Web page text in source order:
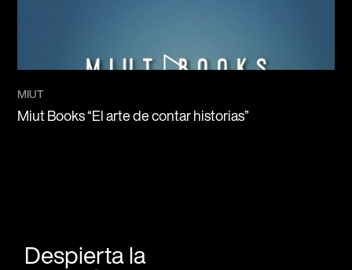
MIUT
Miut Books “El arte de contar historias”
Despierta la